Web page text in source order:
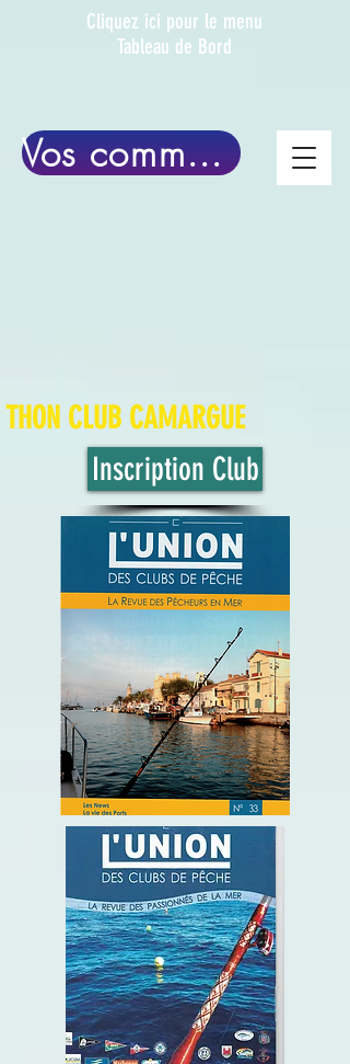
Vos commentaires
Cliquez ici pour le menu
Tableau de Bord
THON CLUB CAMARGUE
Inscription Club